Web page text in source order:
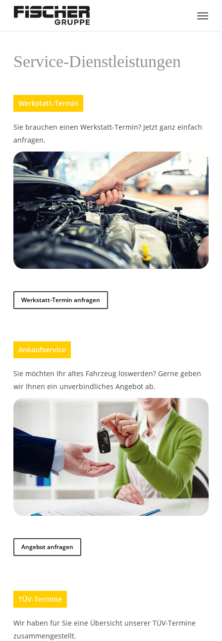
Menu
Service-Dienstleistungen
Werkstatt-Termin
Sie brauchen einen Werkstatt-Termin? Jetzt ganz einfach
anfragen.
Werkstatt-Termin anfragen
Ankaufservice
Sie möchten Ihr altes Fahrzeug loswerden? Gerne geben
wir Ihnen ein unverbindliches Angebot ab.
Angebot anfragen
TÜV-Termine
Wir haben für Sie eine Übersicht unserer TÜV-Termine
zusammengestellt.